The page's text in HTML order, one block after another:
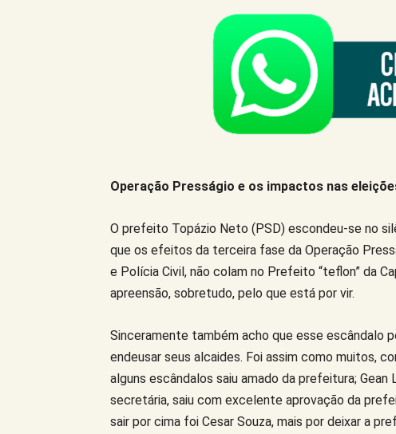
Operação Presságio e os impactos nas
O prefeito Topázio Neto (PSD) escondeu-se no
que os efeitos da terceira fase da Operação
e Polícia Civil, não colam no Prefeito “teflon” da
apreensão, sobretudo, pelo que está por vir.
Sinceramente também acho que esse escândalo
endeusar seus alcaides. Foi assim como muitos,
alguns escândalos saiu amado da prefeitura;
secretária, saiu com excelente aprovação da
sair por cima foi Cesar Souza, mais por deixar a